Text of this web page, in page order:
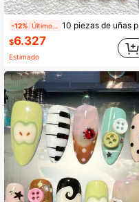
-12% 10 piezas de uñas postizas estilo macaron hechas a mano, set de arte de uñas de polygel, estrella de strass 3D plateada, estrella rosa, ojo de gato, lunares, esmalte de uñas rosa y amarillo, estilo fresco, incluye herramientas para uñas, 3 tamaños disponibles, forma de almendra, pato, ataúd, adecuado para fiestas, baile, uso diario
$6.327
Estimado